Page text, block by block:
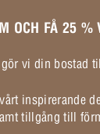
OCH FÅ 25 %
vi din bostad
inspirerande
tillgång till